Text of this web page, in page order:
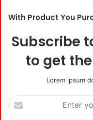
With Product You
Subscribe
to get
Lorem ipsum
Enter
your